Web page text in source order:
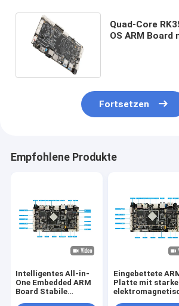
Quad-Core
OS ARM Board
Fortsetzen
Empfohlene Produkte
Intelligentes All-in-
One Embedded ARM
Board Stabile
Eingebettete
Platte mit